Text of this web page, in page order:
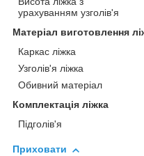
урахуванням узголів'я
Матеріал виготовлення
Каркас ліжка
Узголів'я ліжка
Обивний матеріал
Комплектація ліжка
Підголів'я
Приховати